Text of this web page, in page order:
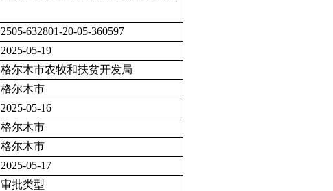
2505-632801-20-05-360597
2025-05-19
格尔木市农牧和扶贫开发局
格尔木市
2025-05-16
格尔木市
格尔木市
2025-05-17
审批类型